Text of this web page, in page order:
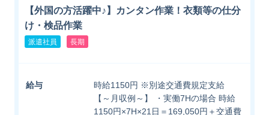
【外国の方活躍中♪】カンタン作業！衣類等の仕分
け・検品作業
派遣社員 長期
給与
時給1150円 ※別途交通費規定支給
【～月収例～】 ・実働7Hの場合 時給
1150円×7H×21日＝169,050円＋交通費